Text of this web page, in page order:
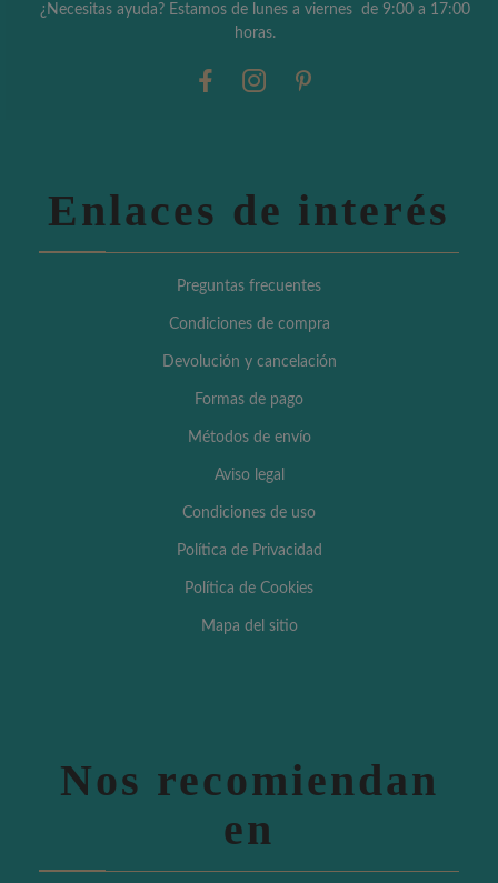
¿Necesitas ayuda? Estamos de lunes a viernes de 9:00 a 17:00
horas.
Enlaces de interés
Preguntas frecuentes
Condiciones de compra
Devolución y cancelación
Formas de pago
Métodos de envío
Aviso legal
Condiciones de uso
Política de Privacidad
Política de Cookies
Mapa del sitio
Nos recomiendan
en